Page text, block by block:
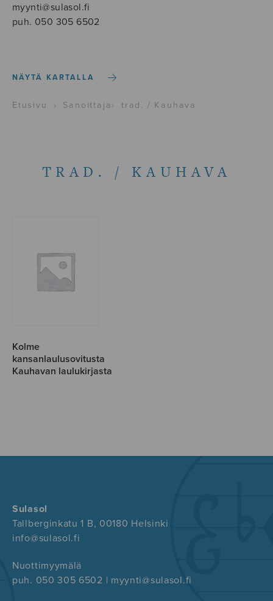
myynti@sulasol.fi
puh. 050 305 6502
NÄYTÄ KARTALLA
Etusivu › Sanoittaja › trad. / Kauhava
TRAD. / KAUHAVA
Kolme
kansanlaulusovitusta
Kauhavan laulukirjasta
Sulasol
Tallberginkatu 1 B, 00180 Helsinki
info@sulasol.fi
Nuottimyymälä
puh. 050 305 6502 | myynti@sulasol.fi